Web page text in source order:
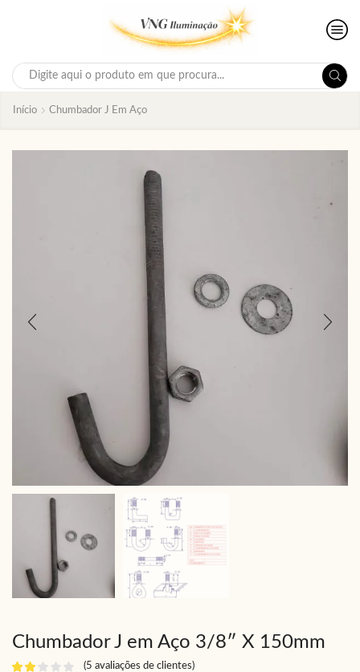
Search
Início Chumbador J Em Aço
Chumbador J em Aço 3/8″ X 150mm
(5 avaliações de clientes)